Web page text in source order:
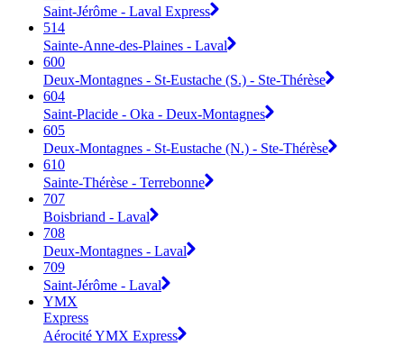
Saint-Jérôme - Laval Express
514
Sainte-Anne-des-Plaines - Laval
600
Deux-Montagnes - St-Eustache (S.) - Ste-Thérèse
604
Saint-Placide - Oka - Deux-Montagnes
605
Deux-Montagnes - St-Eustache (N.) - Ste-Thérèse
610
Sainte-Thérèse - Terrebonne
707
Boisbriand - Laval
708
Deux-Montagnes - Laval
709
Saint-Jérôme - Laval
YMX
Express
Aérocité YMX Express